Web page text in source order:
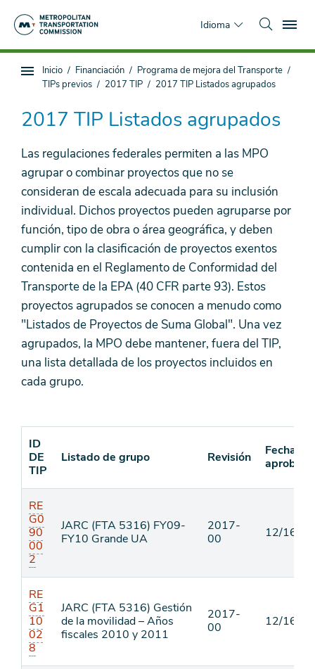
Idioma
Navegación
subpágina
Estás
aquí
Inicio Financiación
Programa de mejora del Transporte
TIPs previos
2017 TIP 2017 TIP Listados agrupados
2017 TIP Listados agrupados
Las regulaciones federales permiten a las MPO
agrupar o combinar proyectos que no se
consideran de escala adecuada para su inclusión
individual. Dichos proyectos pueden agruparse por
función, tipo de obra o área geográfica, y deben
cumplir con la clasificación de proyectos exentos
contenida en el Reglamento de Conformidad del
Transporte de la EPA (40 CFR parte 93). Estos
proyectos agrupados se conocen a menudo como
"Listados de Proyectos de Suma Global". Una vez
agrupados, la MPO debe mantener, fuera del TIP,
una lista detallada de los proyectos incluidos en
cada grupo.
ID
DE
TIP
Listado de grupo Revisión
Fecha de
RE
G0
90
00
2
JARC (FTA 5316) FY09-
FY10 Grande UA
2017-
00
12/16/16
RE
G1
10
02
8
JARC (FTA 5316) Gestión
de la movilidad – Años
fiscales 2010 y 2011
2017-
00
12/16/16